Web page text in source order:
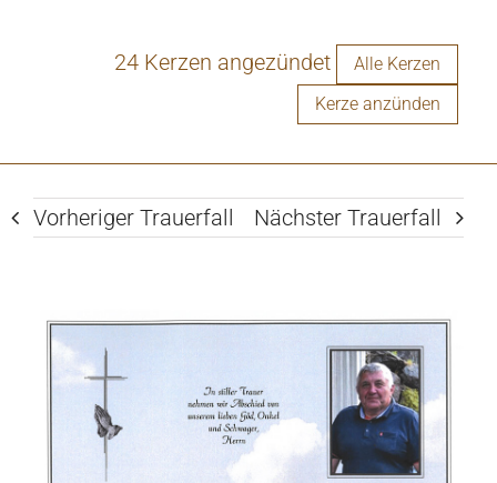
24 Kerzen angezündet
Alle Kerzen
Kerze anzünden
Vorheriger Trauerfall Nächster Trauerfall